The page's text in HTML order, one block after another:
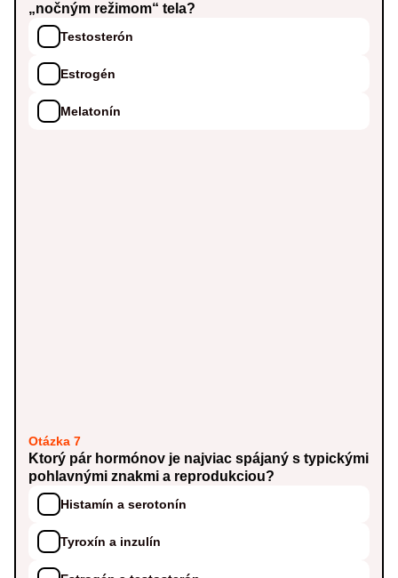
„nočným režimom“ tela?
Testosterón
Estrogén
Melatonín
Otázka 7
Ktorý pár hormónov je najviac spájaný s typickými
pohlavnými znakmi a reprodukciou?
Histamín a serotonín
Tyroxín a inzulín